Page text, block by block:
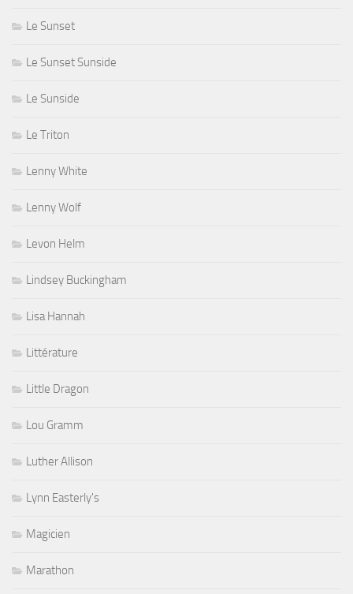
Le Sunset
Le Sunset Sunside
Le Sunside
Le Triton
Lenny White
Lenny Wolf
Levon Helm
Lindsey Buckingham
Lisa Hannah
Littérature
Little Dragon
Lou Gramm
Luther Allison
Lynn Easterly's
Magicien
Marathon